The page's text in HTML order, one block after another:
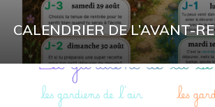
CALENDRIER DE L’AVANT-